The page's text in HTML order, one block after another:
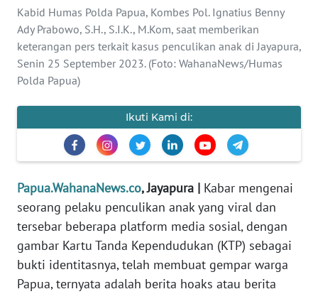
Kabid Humas Polda Papua, Kombes Pol. Ignatius Benny
Ady Prabowo, S.H., S.I.K., M.Kom, saat memberikan
keterangan pers terkait kasus penculikan anak di Jayapura,
Senin 25 September 2023. (Foto: WahanaNews/Humas
Polda Papua)
Ikuti Kami di:
Papua.WahanaNews.co, Jayapura | Kabar mengenai
seorang pelaku penculikan anak yang viral dan
tersebar beberapa platform media sosial, dengan
gambar Kartu Tanda Kependudukan (KTP) sebagai
bukti identitasnya, telah membuat gempar warga
Papua, ternyata adalah berita hoaks atau berita
BERITA
KONTAK
INFO
TENTANG
PEDOMAN
MEDIA
SIBER
REDAKSI